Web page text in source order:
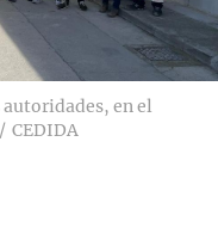
en el
CEDIDA